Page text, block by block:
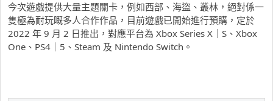
今次遊戲提供大量主題關卡，例如西部、海盜、叢林，絕對係一
隻極為耐玩嘅多人合作作品，目前遊戲已開始進行預購，定於
2022 年 9 月 2 日推出，對應平台為 Xbox Series X｜S、Xbox
One、PS4｜5、Steam 及 Nintendo Switch。